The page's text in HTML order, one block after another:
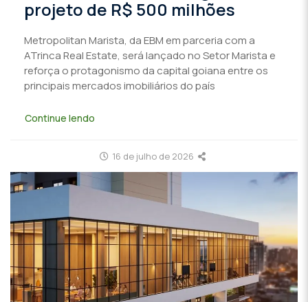
projeto de R$ 500 milhões
Metropolitan Marista, da EBM em parceria com a
ATrinca Real Estate, será lançado no Setor Marista e
reforça o protagonismo da capital goiana entre os
principais mercados imobiliários do país
Continue lendo
16 de julho de 2026